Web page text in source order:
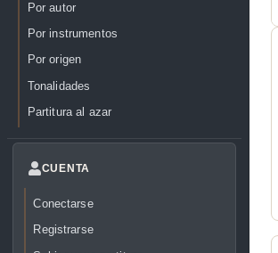
Por autor
Por instrumentos
Por origen
Tonalidades
Partitura al azar
CUENTA
Conectarse
Registrarse